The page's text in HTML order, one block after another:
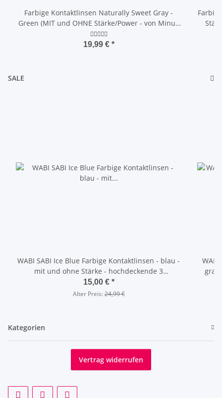
Farbige Kontaktlinsen Naturally Sweet Gray -
Green (MIT und OHNE Stärke/Power - von Minus
-12.00 DPT bis Plus +5.00 DPT)
19,99 € *
SALE
WABI SABI Ice Blue Farbige Kontaktlinsen - blau -
mit und ohne Stärke - hochdeckende 3
Monatslinsen
15,00 € *
Alter Preis:24,99 €
grau - mit und ohne Stärke -
Kategorien
Vertrag widerrufen